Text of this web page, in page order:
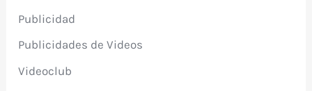
Publicidad
Publicidades de Videos
Videoclub